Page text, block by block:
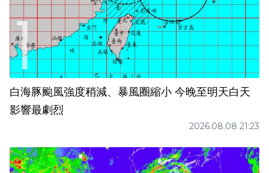
白海豚颱風強度稍減、暴風圈縮小 今晚至明天白天
影響最劇烈
2026.08.08 21:23